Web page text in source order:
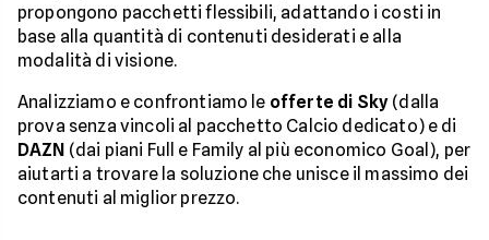
propongono pacchetti flessibili, adattando i costi in
base alla quantità di contenuti desiderati e alla
modalità di visione.
Analizziamo e confrontiamo le offerte di Sky (dalla
prova senza vincoli al pacchetto Calcio dedicato) e di
DAZN (dai piani Full e Family al più economico Goal), per
aiutarti a trovare la soluzione che unisce il massimo dei
contenuti al miglior prezzo.